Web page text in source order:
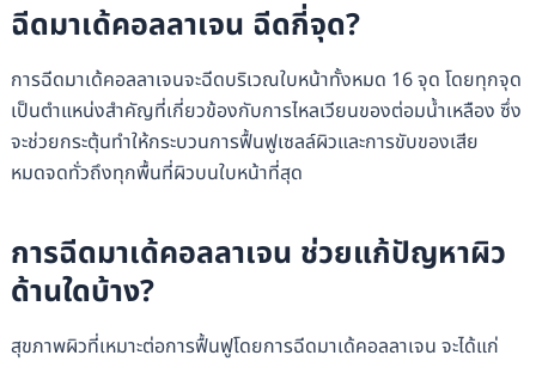
ฉีดมาเด้คอลลาเจน ฉีดกี่จุด?
การฉีดมาเด้คอลลาเจนจะฉีดบริเวณใบหน้าทั้งหมด 16 จุด โดยทุกจุด
เป็นตำแหน่งสำคัญที่เกี่ยวข้องกับการไหลเวียนของต่อมน้ำเหลือง ซึ่ง
จะช่วยกระตุ้นทำให้กระบวนการฟื้นฟูเซลล์ผิวและการขับของเสีย
หมดจดทั่วถึงทุกพื้นที่ผิวบนใบหน้าที่สุด
การฉีดมาเด้คอลลาเจน ช่วยแก้ปัญหาผิว
ด้านใดบ้าง?
สุขภาพผิวที่เหมาะต่อการฟื้นฟูโดยการฉีดมาเด้คอลลาเจน จะได้แก่